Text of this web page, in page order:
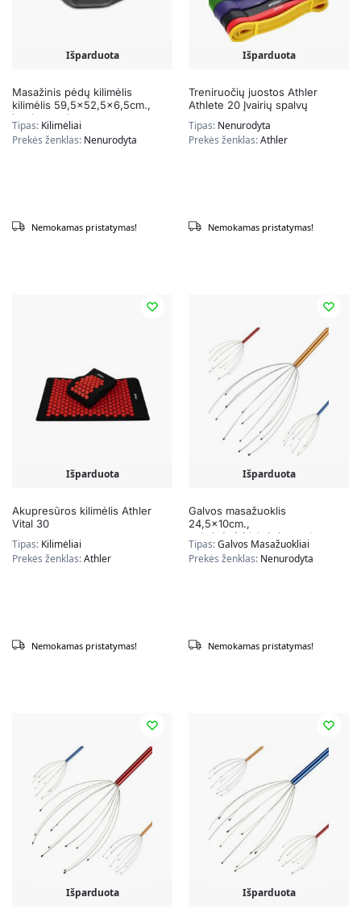
Išparduota
Masažinis pėdų kilimėlis
kilimėlis 59,5×52,5×6,5cm.,
juodos spalvos
Tipas: Kilimėliai
Prekės ženklas: Nenurodyta
Nemokamas pristatymas!
Išparduota
Treniruočių juostos Athler
Athlete 20 Įvairių spalvų
Tipas: Nenurodyta
Prekės ženklas:Athler
Nemokamas pristatymas!
Išparduota
Akupresūros kilimėlis Athler
Vital 30
Tipas: Kilimėliai
Prekės ženklas:Athler
Nemokamas pristatymas!
Išparduota
Galvos masažuoklis
24,5x10cm.,
auksinės/sidabrinės spalvos
Tipas:Galvos Masažuokliai
Prekės ženklas: Nenurodyta
Nemokamas pristatymas!
Išparduota Išparduota